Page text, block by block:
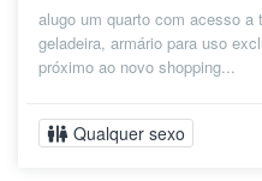
alugo um quarto com acesso
geladeira, armário para uso
próximo ao novo shopping...
Qualquer sexo